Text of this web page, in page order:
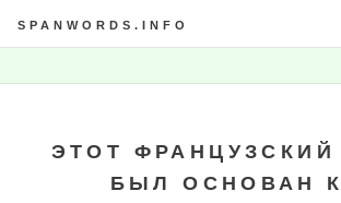
SPANWORDS.INFO
ЭТОТ ФРАНЦУЗСКИЙ
БЫЛ ОСНОВАН